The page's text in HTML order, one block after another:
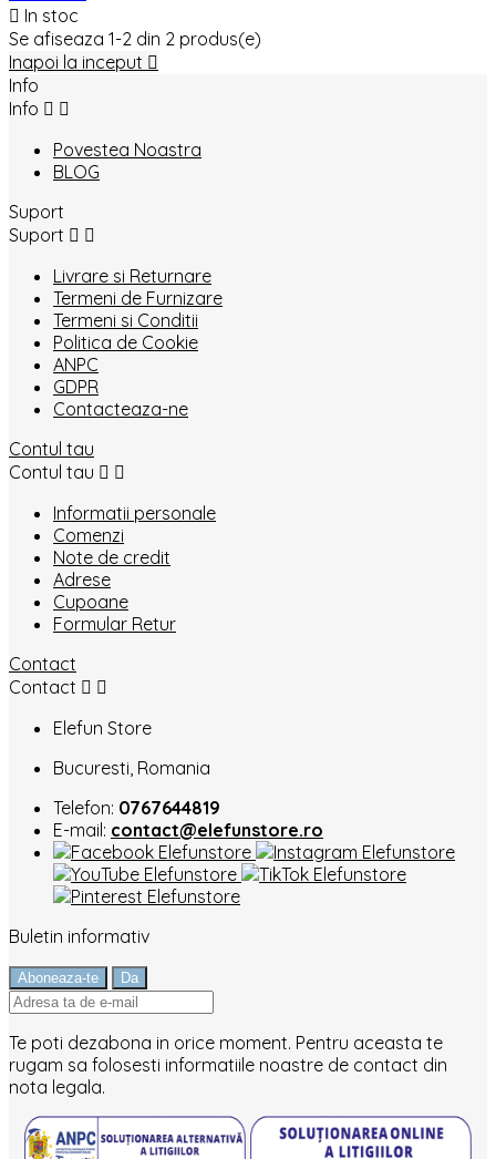
 In stoc
Se afiseaza 1-2 din 2 produs(e)
Inapoi la inceput 
Info
Info  
Povestea Noastra
BLOG
Suport
Suport  
Livrare si Returnare
Termeni de Furnizare
Termeni si Conditii
Politica de Cookie
ANPC
GDPR
Contacteaza-ne
Contul tau
Contul tau  
Informatii personale
Comenzi
Note de credit
Adrese
Cupoane
Formular Retur
Contact
Contact  
Elefun Store
Bucuresti, Romania
Telefon: 0767644819
E-mail: contact@elefunstore.ro
Buletin informativ
Te poti dezabona in orice moment. Pentru aceasta te
rugam sa folosesti informatiile noastre de contact din
nota legala.